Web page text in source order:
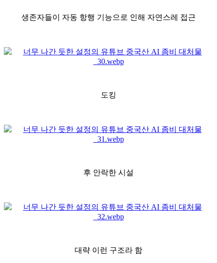
생존자들이 자동 항행 기능으로 인해 자연스레 접근
도킹
후 안락한 시설
대략 이런 구조라 함